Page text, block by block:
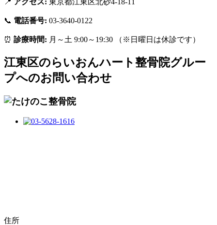
📍 アクセス: 東京都江東区北砂4-18-11
📞 電話番号: 03-3640-0122
⏰ 診療時間: 月～土 9:00～19:30 （※日曜日は休診です）
江東区のらいおんハート整骨院グルー
プへのお問い合わせ
住所